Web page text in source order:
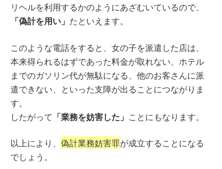
リヘルを利用するかのようにあざむいているので、
「偽計を用い」 たといえます。
このような電話をすると、女の子を派遣した店は、
本来得られるはずであった料金が取れない、ホテル
までのガソリン代が無駄になる、他のお客さんに派
遣できない、といった支障が出ることにつながりま
す。
したがって 「業務を妨害した」 ことにもなります。
以上により、偽計業務妨害罪が成立することになる
でしょう。